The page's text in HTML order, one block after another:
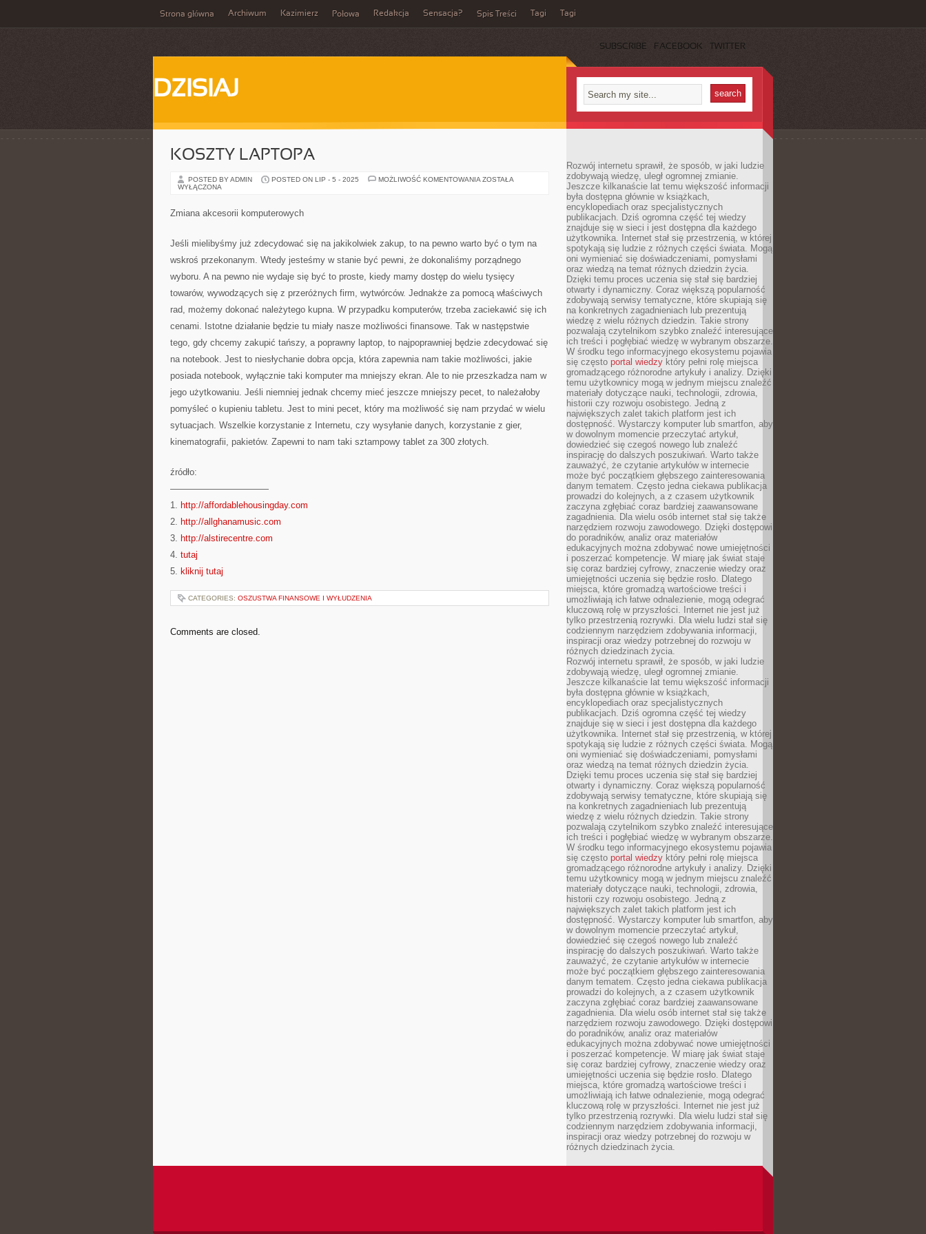
Strona główna Archiwum Kazimierz Połowa Redakcja Sensacja? Spis Treści Tagi Tagi
SUBSCRIBE FACEBOOK TWITTER
DZISIAJ
KOSZTY LAPTOPA
POSTED BY ADMIN POSTED ON LIP - 5 - 2025 MOŻLIWOŚĆ KOMENTOWANIA KOSZTY
ZOSTAŁA
WYŁĄCZONA
Zmiana akcesorii komputerowych
Jeśli mielibyśmy już zdecydować się na jakikolwiek zakup, to na pewno warto być o tym na
wskroś przekonanym. Wtedy jesteśmy w stanie być pewni, że dokonaliśmy porządnego
wyboru. A na pewno nie wydaje się być to proste, kiedy mamy dostęp do wielu tysięcy
towarów, wywodzących się z przeróżnych firm, wytwórców. Jednakże za pomocą właściwych
rad, możemy dokonać należytego kupna. W przypadku komputerów, trzeba zaciekawić się ich
cenami. Istotne działanie będzie tu miały nasze możliwości finansowe. Tak w następstwie
tego, gdy chcemy zakupić tańszy, a poprawny laptop, to najpoprawniej będzie zdecydować się
na notebook. Jest to niesłychanie dobra opcja, która zapewnia nam takie możliwości, jakie
posiada notebook, wyłącznie taki komputer ma mniejszy ekran. Ale to nie przeszkadza nam w
jego użytkowaniu. Jeśli niemniej jednak chcemy mieć jeszcze mniejszy pecet, to należałoby
pomyśleć o kupieniu tabletu. Jest to mini pecet, który ma możliwość się nam przydać w wielu
sytuacjach. Wszelkie korzystanie z Internetu, czy wysyłanie danych, korzystanie z gier,
kinematografii, pakietów. Zapewni to nam taki sztampowy tablet za 300 złotych.
źródło:
———————————
1. http://affordablehousingday.com
2. http://allghanamusic.com
3. http://alstirecentre.com
4. tutaj
5. kliknij tutaj
CATEGORIES: OSZUSTWA FINANSOWE I WYŁUDZENIA
Comments are closed.
Rozwój internetu sprawił, że sposób, w jaki ludzie
zdobywają wiedzę, uległ ogromnej zmianie.
Jeszcze kilkanaście lat temu większość informacji
była dostępna głównie w książkach,
encyklopediach oraz specjalistycznych
publikacjach. Dziś ogromna część tej wiedzy
znajduje się w sieci i jest dostępna dla każdego
użytkownika. Internet stał się przestrzenią, w której
spotykają się ludzie z różnych części świata. Mogą
oni wymieniać się doświadczeniami, pomysłami
oraz wiedzą na temat różnych dziedzin życia.
Dzięki temu proces uczenia się stał się bardziej
otwarty i dynamiczny. Coraz większą popularność
zdobywają serwisy tematyczne, które skupiają się
na konkretnych zagadnieniach lub prezentują
wiedzę z wielu różnych dziedzin. Takie strony
pozwalają czytelnikom szybko znaleźć interesujące
ich treści i pogłębiać wiedzę w wybranym obszarze.
W środku tego informacyjnego ekosystemu pojawia
się często portal wiedzy który pełni rolę miejsca
gromadzącego różnorodne artykuły i analizy. Dzięki
temu użytkownicy mogą w jednym miejscu znaleźć
materiały dotyczące nauki, technologii, zdrowia,
historii czy rozwoju osobistego. Jedną z
największych zalet takich platform jest ich
dostępność. Wystarczy komputer lub smartfon, aby
w dowolnym momencie przeczytać artykuł,
dowiedzieć się czegoś nowego lub znaleźć
inspirację do dalszych poszukiwań. Warto także
zauważyć, że czytanie artykułów w internecie
może być początkiem głębszego zainteresowania
danym tematem. Często jedna ciekawa publikacja
prowadzi do kolejnych, a z czasem użytkownik
zaczyna zgłębiać coraz bardziej zaawansowane
zagadnienia. Dla wielu osób internet stał się także
narzędziem rozwoju zawodowego. Dzięki dostępowi
do poradników, analiz oraz materiałów
edukacyjnych można zdobywać nowe umiejętności
i poszerzać kompetencje. W miarę jak świat staje
się coraz bardziej cyfrowy, znaczenie wiedzy oraz
umiejętności uczenia się będzie rosło. Dlatego
miejsca, które gromadzą wartościowe treści i
umożliwiają ich łatwe odnalezienie, mogą odegrać
kluczową rolę w przyszłości. Internet nie jest już
tylko przestrzenią rozrywki. Dla wielu ludzi stał się
codziennym narzędziem zdobywania informacji,
inspiracji oraz wiedzy potrzebnej do rozwoju w
różnych dziedzinach życia.
Rozwój internetu sprawił, że sposób, w jaki ludzie
zdobywają wiedzę, uległ ogromnej zmianie.
Jeszcze kilkanaście lat temu większość informacji
była dostępna głównie w książkach,
encyklopediach oraz specjalistycznych
publikacjach. Dziś ogromna część tej wiedzy
znajduje się w sieci i jest dostępna dla każdego
użytkownika. Internet stał się przestrzenią, w której
spotykają się ludzie z różnych części świata. Mogą
oni wymieniać się doświadczeniami, pomysłami
oraz wiedzą na temat różnych dziedzin życia.
Dzięki temu proces uczenia się stał się bardziej
otwarty i dynamiczny. Coraz większą popularność
zdobywają serwisy tematyczne, które skupiają się
na konkretnych zagadnieniach lub prezentują
wiedzę z wielu różnych dziedzin. Takie strony
pozwalają czytelnikom szybko znaleźć interesujące
ich treści i pogłębiać wiedzę w wybranym obszarze.
W środku tego informacyjnego ekosystemu pojawia
się często portal wiedzy który pełni rolę miejsca
gromadzącego różnorodne artykuły i analizy. Dzięki
temu użytkownicy mogą w jednym miejscu znaleźć
materiały dotyczące nauki, technologii, zdrowia,
historii czy rozwoju osobistego. Jedną z
największych zalet takich platform jest ich
dostępność. Wystarczy komputer lub smartfon, aby
w dowolnym momencie przeczytać artykuł,
dowiedzieć się czegoś nowego lub znaleźć
inspirację do dalszych poszukiwań. Warto także
zauważyć, że czytanie artykułów w internecie
może być początkiem głębszego zainteresowania
danym tematem. Często jedna ciekawa publikacja
prowadzi do kolejnych, a z czasem użytkownik
zaczyna zgłębiać coraz bardziej zaawansowane
zagadnienia. Dla wielu osób internet stał się także
narzędziem rozwoju zawodowego. Dzięki dostępowi
do poradników, analiz oraz materiałów
edukacyjnych można zdobywać nowe umiejętności
i poszerzać kompetencje. W miarę jak świat staje
się coraz bardziej cyfrowy, znaczenie wiedzy oraz
umiejętności uczenia się będzie rosło. Dlatego
miejsca, które gromadzą wartościowe treści i
umożliwiają ich łatwe odnalezienie, mogą odegrać
kluczową rolę w przyszłości. Internet nie jest już
tylko przestrzenią rozrywki. Dla wielu ludzi stał się
codziennym narzędziem zdobywania informacji,
inspiracji oraz wiedzy potrzebnej do rozwoju w
różnych dziedzinach życia.